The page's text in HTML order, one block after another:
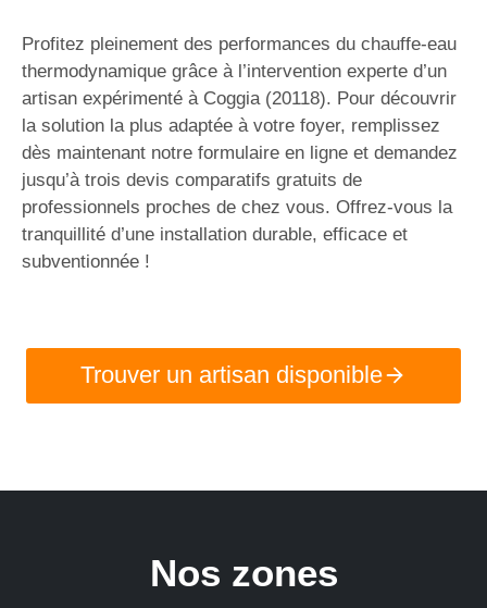
Profitez pleinement des performances du chauffe-eau
thermodynamique grâce à l’intervention experte d’un
artisan expérimenté à Coggia (20118). Pour découvrir
la solution la plus adaptée à votre foyer, remplissez
dès maintenant notre formulaire en ligne et demandez
jusqu’à trois devis comparatifs gratuits de
professionnels proches de chez vous. Offrez-vous la
tranquillité d’une installation durable, efficace et
subventionnée !
Trouver un artisan disponible
Nos zones